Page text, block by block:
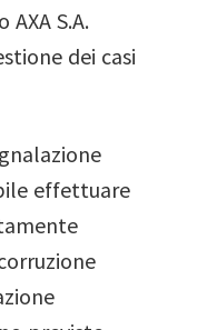
S.A.
dei casi
effettuare